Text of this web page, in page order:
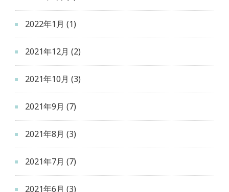
2022年1月 (1)
2021年12月 (2)
2021年10月 (3)
2021年9月 (7)
2021年8月 (3)
2021年7月 (7)
2021年6月 (3)